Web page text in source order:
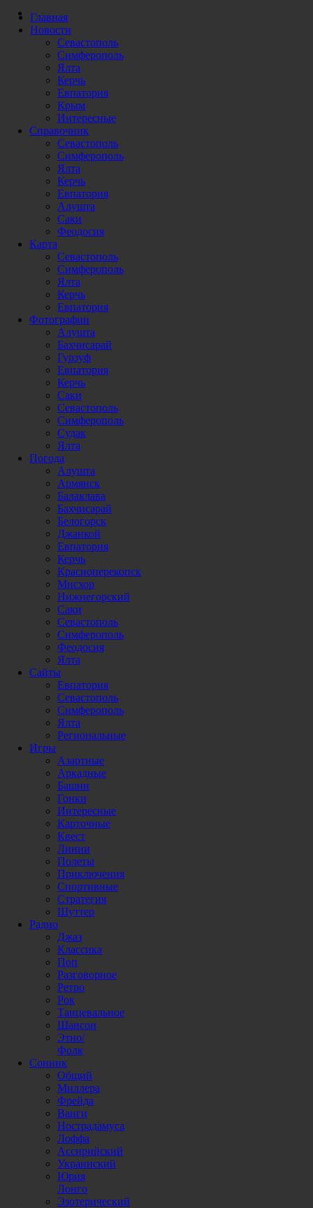
Главная
Новости
Севастополь
Симферополь
Ялта
Керчь
Евпатория
Крым
Интересные
Справочник
Севастополь
Симферополь
Ялта
Керчь
Евпатория
Алушта
Саки
Феодосия
Карта
Севастополь
Симферополь
Ялта
Керчь
Евпатория
Фотографии
Алушта
Бахчисарай
Гурзуф
Евпатория
Керчь
Саки
Севастополь
Симферополь
Судак
Ялта
Погода
Алушта
Армянск
Балаклава
Бахчисарай
Белогорск
Джанкой
Евпатория
Керчь
Красноперекопск
Мисхор
Нижнегорский
Саки
Севастополь
Симферополь
Феодосия
Ялта
Сайты
Евпатория
Севастополь
Симферополь
Ялта
Региональные
Игры
Азартные
Аркадные
Башни
Гонки
Интересные
Карточные
Квест
Линии
Полеты
Приключения
Спортивные
Стратегия
Шуттер
Радио
Джаз
Классика
Поп
Разговорное
Ретро
Рок
Танцевальное
Шансон
Этно/
Фолк
Сонник
Общий
Миллера
Фрейда
Ванги
Нострадамуса
Лоффа
Ассирийский
Украинский
Юрия
Лонго
Эзотерический